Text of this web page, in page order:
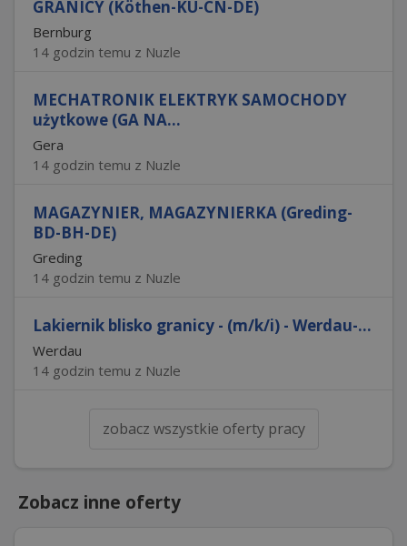
GRANICY (Köthen-KU-CN-DE)
Bernburg
14 godzin temu z Nuzle
MECHATRONIK ELEKTRYK SAMOCHODY
użytkowe (GA NA...
Gera
14 godzin temu z Nuzle
MAGAZYNIER, MAGAZYNIERKA (Greding-
BD-BH-DE)
Greding
14 godzin temu z Nuzle
Lakiernik blisko granicy - (m/k/i) - Werdau-...
Werdau
14 godzin temu z Nuzle
zobacz wszystkie oferty pracy
Zobacz inne oferty